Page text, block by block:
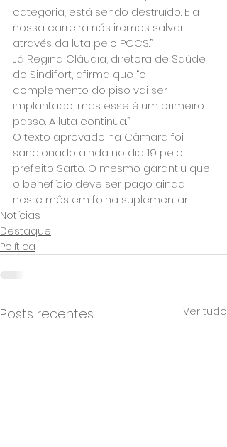
categoria, está sendo destruído. E a
nossa carreira nós iremos salvar
através da luta pelo PCCS.”
Já Regina Cláudia, diretora de Saúde
do Sindifort, afirma que “o
complemento do piso vai ser
implantado, mas esse é um primeiro
passo. A luta continua.”
O texto aprovado na Câmara foi
sancionado ainda no dia 19 pelo
prefeito Sarto. O mesmo garantiu que
o benefício deve ser pago ainda
neste mês em folha suplementar.
Notícias
Destaque
Política
Posts recentes Ver tudo